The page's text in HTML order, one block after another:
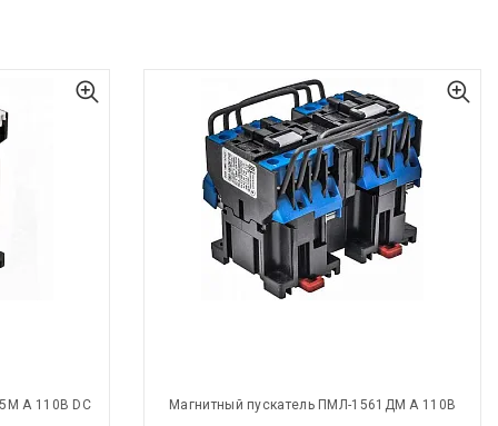
А 110В DC Магнитный пускатель ПМЛ-1561ДМ А 110В